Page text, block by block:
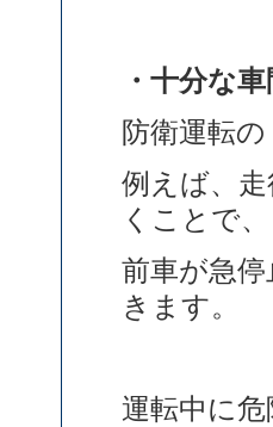
・十分な
防衛運転
例えば、
くことで、
前車が急
きます。
運転中に